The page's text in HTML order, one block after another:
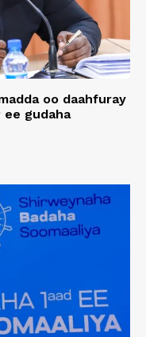
oo daahfuray
ee gudaha